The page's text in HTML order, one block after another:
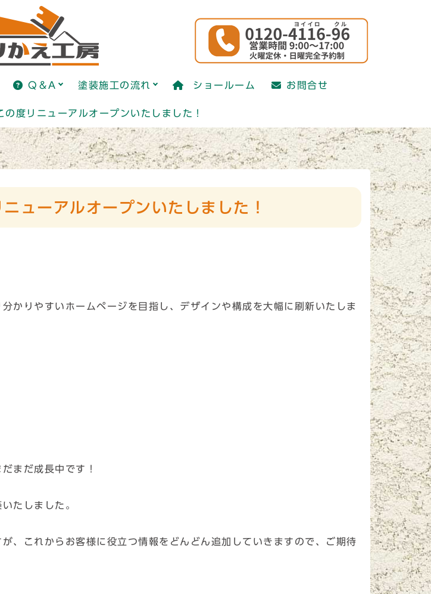
Q＆A
全国標準価格ガイド(日本塗りかえ研究会)
塗装施工の流れ
塗装とは？
ショールーム お問合せ
度リニューアルオープンいたしました！
ューアルオープンいたしました！
かりやすいホームページを目指し、デザインや構成を大幅に刷新いたしま
まだ成長中です！
たしました。
、これからお客様に役立つ情報をどんどん追加していきますので、ご期待
全国標準価格ガイド(日本塗りかえ研究会)